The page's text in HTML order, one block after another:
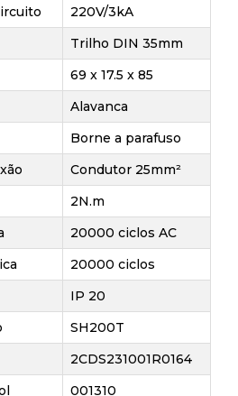
220V/3kA
Trilho DIN 35mm
69 x 17.5 x 85
Alavanca
Borne a parafuso
Condutor 25mm²
2N.m
20000 ciclos AC
20000 ciclos
IP 20
SH200T
2CDS231001R0164
001310